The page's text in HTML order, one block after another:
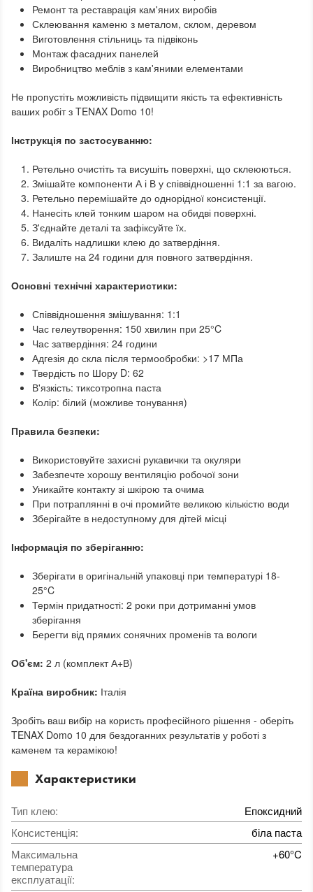
Ремонт та реставрація кам'яних виробів
Склеювання каменю з металом, склом, деревом
Виготовлення стільниць та підвіконь
Монтаж фасадних панелей
Виробництво меблів з кам'яними елементами
Не пропустіть можливість підвищити якість та ефективність
ваших робіт з TENAX Domo 10!
Інструкція по застосуванню:
Ретельно очистіть та висушіть поверхні, що склеюються.
Змішайте компоненти А і В у співвідношенні 1:1 за вагою.
Ретельно перемішайте до однорідної консистенції.
Нанесіть клей тонким шаром на обидві поверхні.
З'єднайте деталі та зафіксуйте їх.
Видаліть надлишки клею до затвердіння.
Залиште на 24 години для повного затвердіння.
Основні технічні характеристики:
Співвідношення змішування: 1:1
Час гелеутворення: 150 хвилин при 25°C
Час затвердіння: 24 години
Адгезія до скла після термообробки: >17 МПа
Твердість по Шору D: 62
В'язкість: тиксотропна паста
Колір: білий (можливе тонування)
Правила безпеки:
Використовуйте захисні рукавички та окуляри
Забезпечте хорошу вентиляцію робочої зони
Уникайте контакту зі шкірою та очима
При потраплянні в очі промийте великою кількістю води
Зберігайте в недоступному для дітей місці
Інформація по зберіганню:
Зберігати в оригінальній упаковці при температурі 18-
25°C
Термін придатності: 2 роки при дотриманні умов
зберігання
Берегти від прямих сонячних променів та вологи
Об'єм: 2 л (комплект А+В)
Країна виробник: Італія
Зробіть ваш вибір на користь професійного рішення - оберіть
TENAX Domo 10 для бездоганних результатів у роботі з
каменем та керамікою!
Характеристики
Тип клею:
Епоксидний
Консистенція:
біла паста
Максимальна
температура
експлуатації:
+60°C